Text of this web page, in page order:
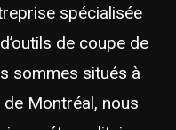
spécialisée
de coupe de
sommes situés à
Montréal, nous